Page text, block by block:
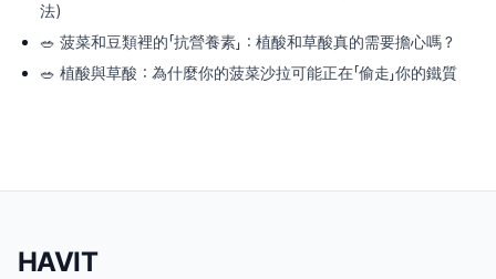
法）
🥗 菠菜和豆類裡的「抗營養素」：植酸和草酸真的需要擔心嗎？
🥗 植酸與草酸：為什麼你的菠菜沙拉可能正在「偷走」你的鐵質
HAVIT